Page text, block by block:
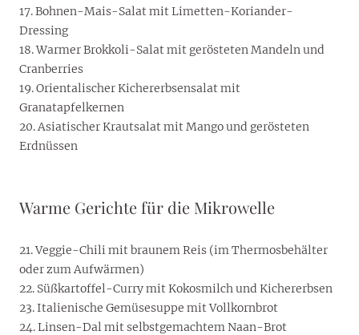
17. Bohnen-Mais-Salat mit Limetten-Koriander-
Dressing
18. Warmer Brokkoli-Salat mit gerösteten Mandeln und
Cranberries
19. Orientalischer Kichererbsensalat mit
Granatapfelkernen
20. Asiatischer Krautsalat mit Mango und gerösteten
Erdnüssen
Warme Gerichte für die Mikrowelle
21. Veggie-Chili mit braunem Reis (im Thermosbehälter
oder zum Aufwärmen)
22. Süßkartoffel-Curry mit Kokosmilch und Kichererbsen
23. Italienische Gemüsesuppe mit Vollkornbrot
24. Linsen-Dal mit selbstgemachtem Naan-Brot